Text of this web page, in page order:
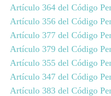
Artículo 364 del Código
Artículo 356 del Código
Artículo 377 del Código
Artículo 379 del Código
Artículo 355 del Código
Artículo 347 del Código
Artículo 383 del Código